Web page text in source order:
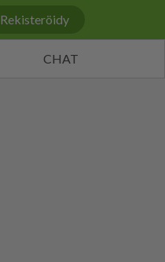
Rekisteröidy
CHAT